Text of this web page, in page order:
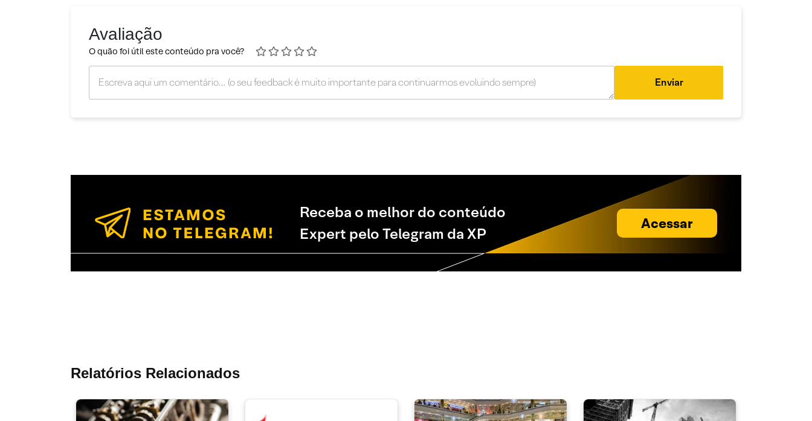
Avaliação
O quão foi útil este conteúdo pra você?
Enviar
Receba o melhor do conteúdo
Expert pelo Telegram da XP
Acessar
Relatórios Relacionados